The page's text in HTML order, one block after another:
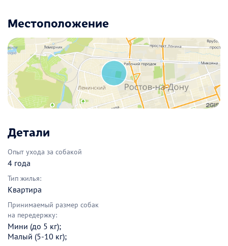
Местоположение
Детали
Опыт ухода за собакой
4 года
Тип жилья:
Квартира
Принимаемый размер собак
на передержку:
Мини (до 5 кг);
Малый (5-10 кг);